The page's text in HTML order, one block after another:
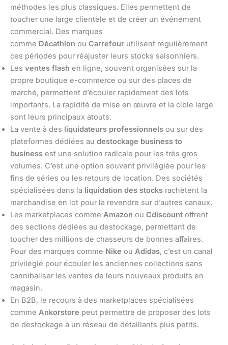
méthodes les plus classiques. Elles permettent de
toucher une large clientèle et de créer un événement
commercial. Des marques
comme Décathlon ou Carrefour utilisent régulièrement
ces périodes pour réajuster leurs stocks saisonniers.
Les ventes flash en ligne, souvent organisées sur la
propre boutique e-commerce ou sur des places de
marché, permettent d’écouler rapidement des lots
importants. La rapidité de mise en œuvre et la cible large
sont leurs principaux atouts.
La vente à des liquidateurs professionnels ou sur des
plateformes dédiées au destockage business to
business est une solution radicale pour les très gros
volumes. C’est une option souvent privilégiée pour les
fins de séries ou les retours de location. Des sociétés
spécialisées dans la liquidation des stocks rachètent la
marchandise en lot pour la revendre sur d’autres canaux.
Les marketplaces comme Amazon ou Cdiscount offrent
des sections dédiées au destockage, permettant de
toucher des millions de chasseurs de bonnes affaires.
Pour des marques comme Nike ou Adidas, c’est un canal
privilégié pour écouler les anciennes collections sans
cannibaliser les ventes de leurs nouveaux produits en
magasin.
En B2B, le recours à des marketplaces spécialisées
comme Ankorstore peut permettre de proposer des lots
de destockage à un réseau de détaillants plus petits.